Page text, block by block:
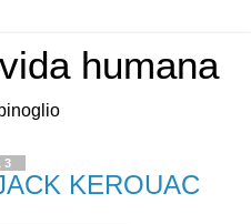
humana
KEROUAC